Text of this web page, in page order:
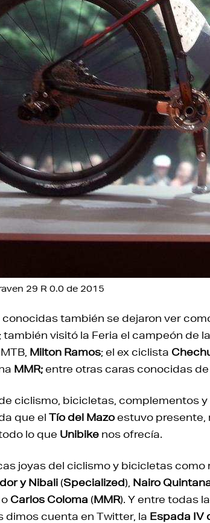
29 R 0.0 de 2015
conocidas también se dejaron ver
visitó la Feria el campeón de
Milton Ramos; el ex ciclista
MMR;entre otras caras conocidas
ciclismo, bicicletas, complementos
que el Tío del Mazoestuvo presente,
lo que Unibike nos ofrecía.
joyas del ciclismo y bicicletas como
y Nibali (Specialized), Nairo
o Carlos Coloma (MMR). Y entre todas
dimos cuenta en Twitter, la Espada IV